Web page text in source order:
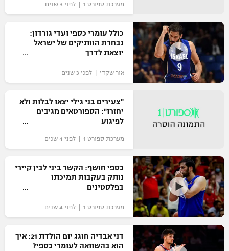
מערכת ספורט 1 | לפני 3 שנים
כולל עומרי כספי ועדי גורדון:
נבחרת הוותיקים של ישראל
יוצאת לדרך
אור שקדי | לפני 3 שנים
"צעירים בני גילי יצאו לבלות ולא
יחזרו": הספורטאים מגיבים
לפיגוע
מערכת ספורט 1 | לפני 4 שנים
כספי חושף: הקשר ביני לבין קיירי
נותק בעקבות תמיכתו
בפלסטינים
מערכת ספורט 1 | לפני 4 שנים
דני אבדיה חוגג יום הולדת 21: איך
הוא בהשוואה לעומרי כספי?